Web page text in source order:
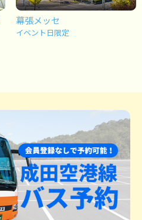
幕張メッセ
イベント日限定